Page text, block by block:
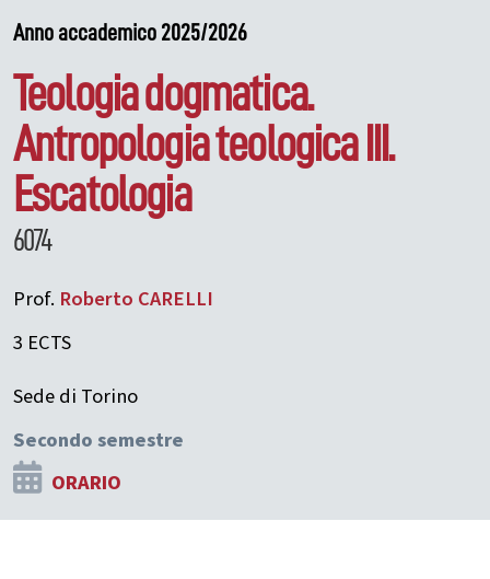
Anno accademico 2025/2026
Teologia dogmatica.
Antropologia teologica III.
Escatologia
6074
Prof. Roberto CARELLI
3 ECTS
Sede di Torino
Secondo semestre
ORARIO